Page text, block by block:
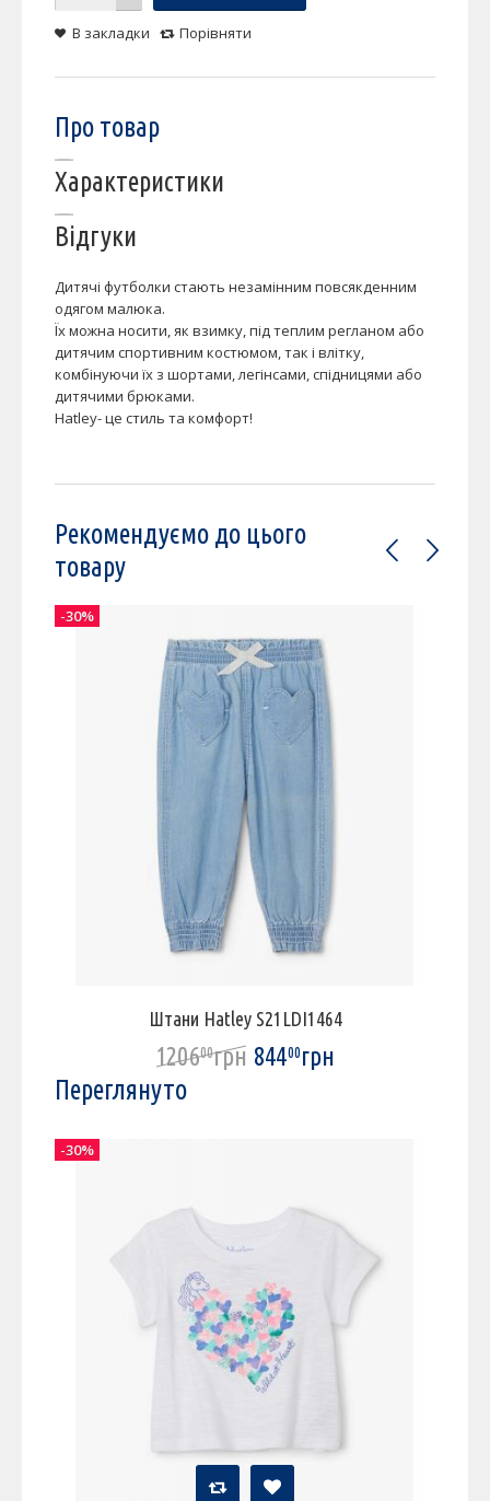
В закладки Порівняти
Про товар
Характеристики
Відгуки
Дитячі футболки стають незамінним повсякденним
одягом малюка.
Їх можна носити, як взимку, під теплим регланом або
дитячим спортивним костюмом, так і влітку,
комбінуючи їх з шортами, легінсами, спідницями або
дитячими брюками.
Hatley- це стиль та комфорт!
Рекомендуємо до цього
товару
Штани Hatley S21LDI1464
120600грн 84400грн
-30%
Переглянуто
-30%